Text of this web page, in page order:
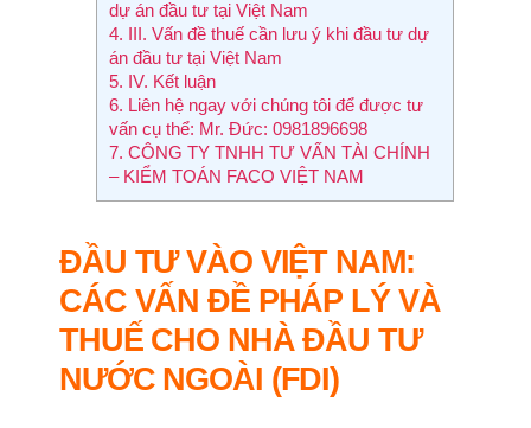
dự án đầu tư tại Việt Nam
4. III. Vấn đề thuế cần lưu ý khi đầu tư dự
án đầu tư tại Việt Nam
5. IV. Kết luận
6. Liên hệ ngay với chúng tôi để được tư
vấn cụ thể: Mr. Đức: 0981896698
7. CÔNG TY TNHH TƯ VẤN TÀI CHÍNH
– KIỂM TOÁN FACO VIỆT NAM
ĐẦU TƯ VÀO VIỆT NAM:
CÁC VẤN ĐỀ PHÁP LÝ VÀ
THUẾ CHO NHÀ ĐẦU TƯ
NƯỚC NGOÀI (FDI)